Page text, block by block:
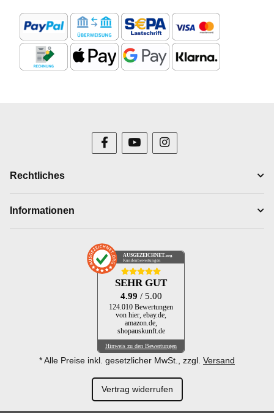
Rechtliches
Informationen
AUSGEZEICHNET .org
Kundenbewertungen
SEHR GUT
4.99 / 5.00
124.010 Bewertungen
von hier, ebay.de,
amazon.de,
shopauskunft.de
Hinweis zu den Bewertungen
* Alle Preise inkl. gesetzlicher MwSt., zzgl. Versand
Vertrag widerrufen